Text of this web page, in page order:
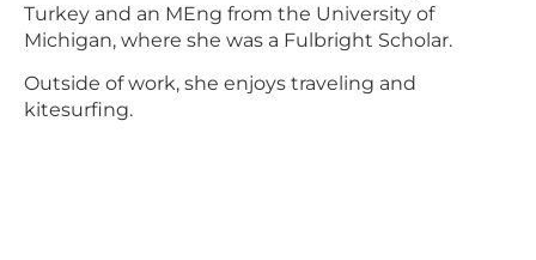
Turkey and an MEng from the University of
Michigan, where she was a Fulbright Scholar.
Outside of work, she enjoys traveling and
kitesurfing.